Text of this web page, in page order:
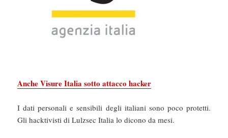
Anche Visure Italia sotto attacco hacker
I dati personali e sensibili degli italiani sono poco protetti.
Gli hacktivisti di Lulzsec Italia lo dicono da mesi.